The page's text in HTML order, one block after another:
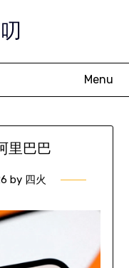
Menu
里巴巴
by 四火